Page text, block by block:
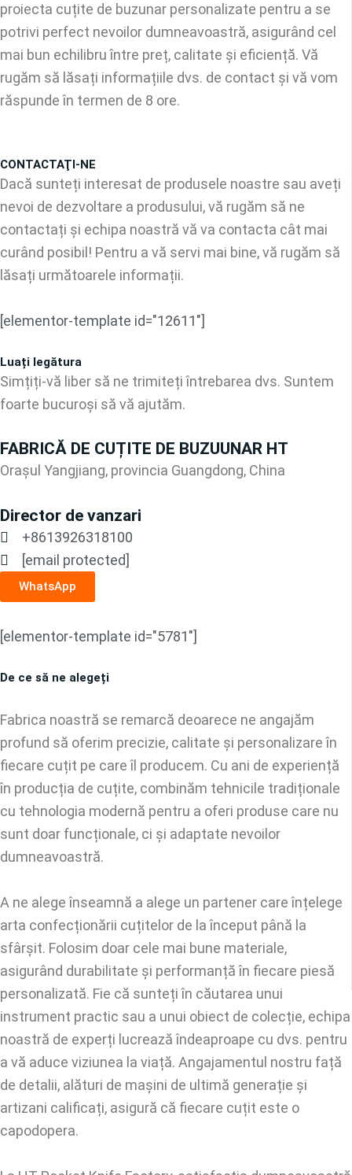
proiecta cuțite de buzunar personalizate pentru a se
potrivi perfect nevoilor dumneavoastră, asigurând cel
mai bun echilibru între preț, calitate și eficiență. Vă
rugăm să lăsați informațiile dvs. de contact și vă vom
răspunde în termen de 8 ore.
CONTACTAŢI-NE
Dacă sunteți interesat de produsele noastre sau aveți
nevoi de dezvoltare a produsului, vă rugăm să ne
contactați și echipa noastră vă va contacta cât mai
curând posibil! Pentru a vă servi mai bine, vă rugăm să
lăsați următoarele informații.
[elementor-template id="12611"]
Luați legătura
Simțiți-vă liber să ne trimiteți întrebarea dvs. Suntem
foarte bucuroși să vă ajutăm.
FABRICĂ DE CUȚITE DE BUZUUNAR HT
Orașul Yangjiang, provincia Guangdong, China
Director de vanzari
+8613926318100
[email protected]
WhatsApp
[elementor-template id="5781"]
De ce să ne alegeți
Fabrica noastră se remarcă deoarece ne angajăm
profund să oferim precizie, calitate și personalizare în
fiecare cuțit pe care îl producem. Cu ani de experiență
în producția de cuțite, combinăm tehnicile tradiționale
cu tehnologia modernă pentru a oferi produse care nu
sunt doar funcționale, ci și adaptate nevoilor
dumneavoastră.
A ne alege înseamnă a alege un partener care înțelege
arta confecționării cuțitelor de la început până la
sfârșit. Folosim doar cele mai bune materiale,
asigurând durabilitate și performanță în fiecare piesă
personalizată. Fie că sunteți în căutarea unui
instrument practic sau a unui obiect de colecție, echipa
noastră de experți lucrează îndeaproape cu dvs. pentru
a vă aduce viziunea la viață. Angajamentul nostru față
de detalii, alături de mașini de ultimă generație și
artizani calificați, asigură că fiecare cuțit este o
capodopera.